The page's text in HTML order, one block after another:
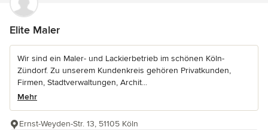
Elite Maler
Wir sind ein Maler- und Lackierbetrieb im schönen Köln-
Zündorf. Zu unserem Kundenkreis gehören Privatkunden,
Firmen, Stadtverwaltungen, Archit...
Mehr
Ernst-Weyden-Str. 13, 51105 Köln